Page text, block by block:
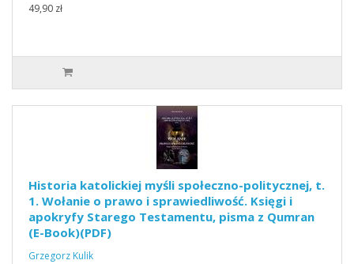
49,90 zł
Historia katolickiej myśli społeczno-politycznej, t.
1. Wołanie o prawo i sprawiedliwość. Księgi i
apokryfy Starego Testamentu, pisma z Qumran
(E-Book)(PDF)
Grzegorz Kulik